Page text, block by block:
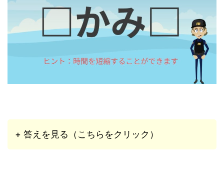
+ 答えを見る（こちらをクリック）